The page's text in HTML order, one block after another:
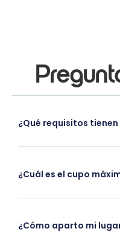
¿Qué requisitos
¿Cuál es el cupo
¿Cómo aparto mi